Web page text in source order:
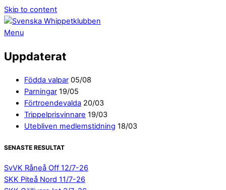
Skip to content
Menu
Uppdaterat
Födda valpar 05/08
Parningar 19/05
Förtroendevalda 20/03
Trippelprisvinnare 19/03
Utebliven medlemstidning 18/03
SENASTE RESULTAT
SvVK Råneå Off 12/7-26
SKK Piteå Nord 11/7-26